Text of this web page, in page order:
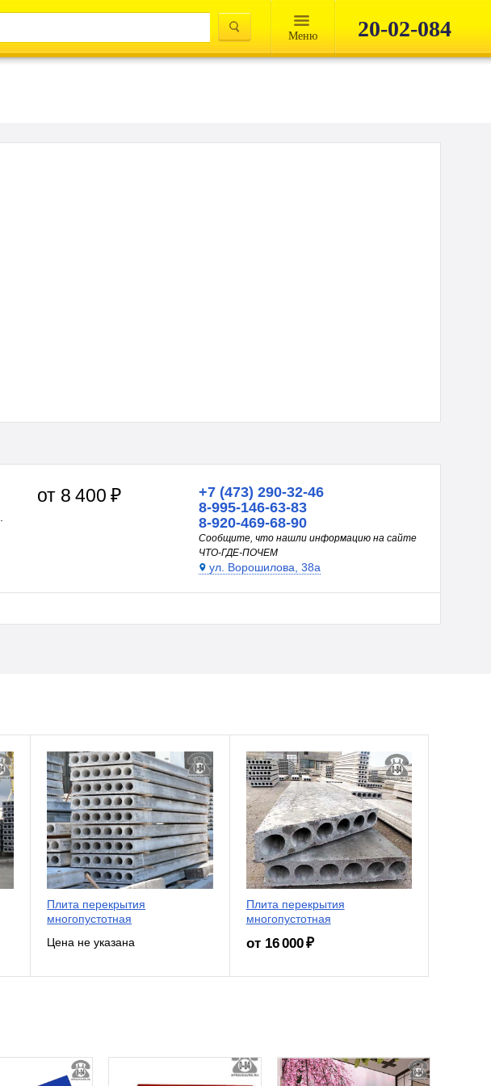
Mеню 20-02-084
от 8 400 ₽
+7 (473) 290-32-46
8-995-146-63-83
8-920-469-68-90
Сообщите, что нашли информацию на сайте
ЧТО-ГДЕ-ПОЧЕМ
ул. Ворошилова, 38а
Плита перекрытия
многопустотная
Плита перекрытия
многопустотная
от 16 000 ₽